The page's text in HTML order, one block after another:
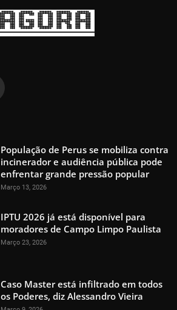
População de Perus se mobiliza contra
incinerador e audiência pública pode
enfrentar grande pressão popular
Março 13, 2026
IPTU 2026 já está disponível para
moradores de Campo Limpo Paulista
Março 23, 2026
Caso Master está infiltrado em todos
os Poderes, diz Alessandro Vieira